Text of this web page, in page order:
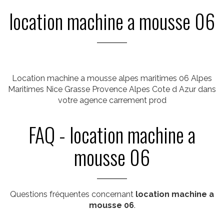
location machine a mousse 06
Location machine a mousse alpes maritimes 06 Alpes
Maritimes Nice Grasse Provence Alpes Cote d Azur dans
votre agence carrement prod
FAQ - location machine a
mousse 06
Questions fréquentes concernant location machine a
mousse 06.